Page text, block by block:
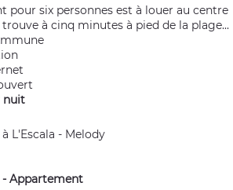
pour six personnes est à louer au centre
trouve à cinq minutes à pied de la plage...
nuit
- Appartement